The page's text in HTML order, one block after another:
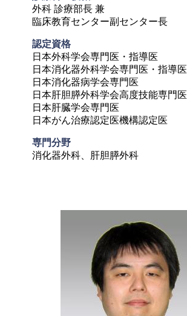
外科 診療部長 兼
臨床教育センター副センター長
日本外科学会専門医・指導医
日本消化器外科学会専門医・指導医
日本消化器病学会専門医
日本肝胆膵外科学会高度技能専門医
日本肝臓学会専門医
日本がん治療認定医機構認定医
専門分野
消化器外科、肝胆膵外科